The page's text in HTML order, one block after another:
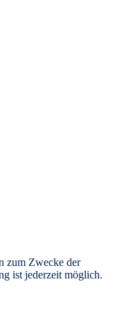
zum Zwecke der
ist jederzeit möglich.